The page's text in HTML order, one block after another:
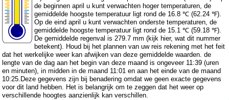
de beginnen april u kunt verwachten hoger temperaturen, de
gemiddelde hoogste temperatuur ligt rond de 16.8 ℃ (62.24 ℉).
Op de eind april u kunt verwachten onderste temperaturen, de
gemiddelde hoogste temperatuur ligt rond de 15.1 ℃ (59.18 ℉).
De gemiddelde regenval is 279.7 mm (kijk hier, wat dit nummer
betekent). Houd bij het plannen van uw reis rekening met het feit
dat het werkelijke weer kan afwijken van deze gemiddelde waarden. de
lengte van de dag aan het begin van deze maand is ongeveer 11:39 (uren
en minuten), in midden in de maand 11:01 en aan het einde van de maand
10:25.Deze gegevens zijn bij benadering omdat we geen exacte gegevens
voor dit land hebben. Het is belangrijk om te zeggen dat het weer op
verschillende hoogtes aanzienlijk kan verschillen.